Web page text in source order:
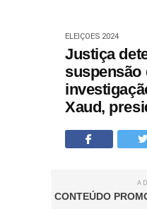
ELEIÇÕES 2024
Justiça
suspensão
Xaud,